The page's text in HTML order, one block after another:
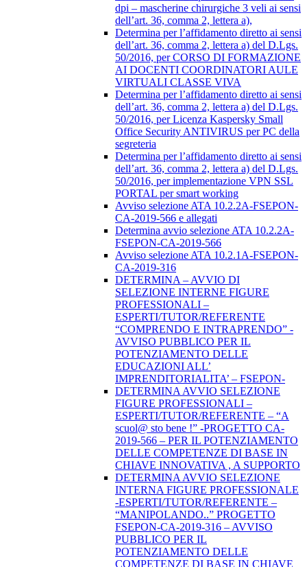
dpi – mascherine chirurgiche 3 veli ai sensi
dell’art. 36, comma 2, lettera a),
Determina per l’affidamento diretto ai sensi
dell’art. 36, comma 2, lettera a) del D.Lgs.
50/2016, per CORSO DI FORMAZIONE
AI DOCENTI COORDINATORI AULE
VIRTUALI CLASSE VIVA
Determina per l’affidamento diretto ai sensi
dell’art. 36, comma 2, lettera a) del D.Lgs.
50/2016, per Licenza Kaspersky Small
Office Security ANTIVIRUS per PC della
segreteria
Determina per l’affidamento diretto ai sensi
dell’art. 36, comma 2, lettera a) del D.Lgs.
50/2016, per implementazione VPN SSL
PORTAL per smart working
Avviso selezione ATA 10.2.2A-FSEPON-
CA-2019-566 e allegati
Determina avvio selezione ATA 10.2.2A-
FSEPON-CA-2019-566
Avviso selezione ATA 10.2.1A-FSEPON-
CA-2019-316
DETERMINA – AVVIO DI
SELEZIONE INTERNE FIGURE
PROFESSIONALI –
ESPERTI/TUTOR/REFERENTE
“COMPRENDO E INTRAPRENDO” -
AVVISO PUBBLICO PER IL
POTENZIAMENTO DELLE
EDUCAZIONI ALL’
IMPRENDITORIALITA’ – FSEPON-
DETERMINA AVVIO SELEZIONE
FIGURE PROFESSIONALI –
ESPERTI/TUTOR/REFERENTE – “A
scuol@ sto bene !” -PROGETTO CA-
2019-566 – PER IL POTENZIAMENTO
DELLE COMPETENZE DI BASE IN
CHIAVE INNOVATIVA , A SUPPORTO
DETERMINA AVVIO SELEZIONE
INTERNA FIGURE PROFESSIONALE
-ESPERTI/TUTOR/REFERENTE –
“MANIPOLANDO..” PROGETTO
FSEPON-CA-2019-316 – AVVISO
PUBBLICO PER IL
POTENZIAMENTO DELLE
COMPETENZE DI BASE IN CHIAVE